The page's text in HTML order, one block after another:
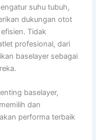
suhu tubuh,
dukungan otot
Tidak
profesional, dari
baselayer sebagai
baselayer,
dan
performa terbaik